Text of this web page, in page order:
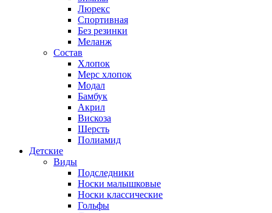
Люрекс
Спортивная
Без резинки
Меланж
Состав
Хлопок
Мерс хлопок
Модал
Бамбук
Акрил
Вискоза
Шерсть
Полиамид
Детские
Виды
Подследники
Носки малышковые
Носки классические
Гольфы